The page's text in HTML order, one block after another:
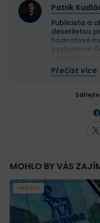
Patrik
Publicista a
desetiletou
hodnotové
Vystudoval
Ve své
aktivní i
společnosti
článcích se
strategiím,
analýze
Přečíst více
MOHLO BY VÁS
ANALÝZA